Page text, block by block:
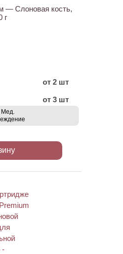
— Слоновая кость,
г
от 2 шт
от 3 шт
Мед.